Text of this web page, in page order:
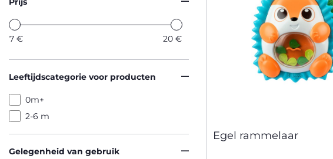
7 € 20 €
Leeftijdscategorie voor producten
0m+
2-6 m
Gelegenheid van gebruik
Egel rammelaar